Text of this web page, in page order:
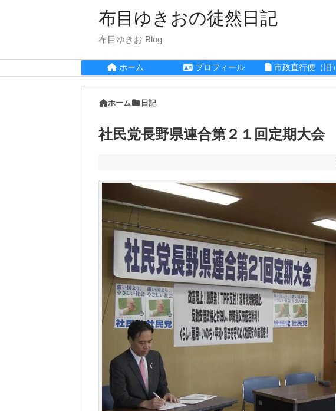
布目ゆきおの徒然日記
布目ゆきお Blog
ホーム プロフィール 市政直行便（旧）
ホーム 日記
社民党長野県連合第２１回定期大会